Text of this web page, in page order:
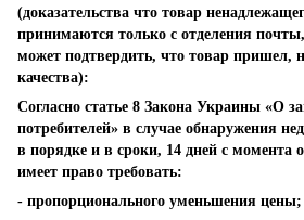
(доказательства что товар
принимаются только с отделения
может подтвердить, что товар пришел,
качества):
Согласно статье 8 Закона Украины «О
потребителей» в случае обнаружения
в порядке и в сроки, 14 дней с момента
имеет право требовать:
- пропорционального уменьшения цены;